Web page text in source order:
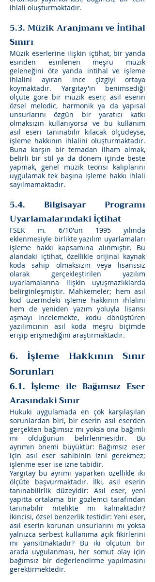
ihlali oluşturmaktadır.
5.3. Müzik Aranjmanı ve İntihal
Sınırı
Müzik eserlerine ilişkin içtihat, bir yanda
esinden esinlenen meşru müzik
geleneğini öte yanda intihal ve işleme
ihlalini ayıran ince çizgiyi ortaya
koymaktadır. Yargıtay'ın benimsediği
ölçüte göre bir müzik eseri; asıl eserin
özsel melodic, harmonik ya da yapısal
unsurlarını özgün bir yaratıcı katkı
olmaksızın kullanıyorsa ve bu kullanım
asıl eseri tanınabilir kılacak ölçüdeyse,
işleme hakkının ihlalini oluşturmaktadır.
Buna karşın bir temadan ilham almak,
belirli bir stil ya da dönem içinde beste
yapmak, genel müzik teorisi kalıplarını
uygulamak tek başına işleme hakkı ihlali
sayılmamaktadır.
5.4. Bilgisayar Programı
Uyarlamalarındaki İçtihat
FSEK m. 6/10'un 1995 yılında
eklenmesiyle birlikte yazılım uyarlamaları
işleme hakkı kapsamına alınmıştır. Bu
alandaki içtihat, özellikle orijinal kaynak
koda sahip olmaksızın veya lisanssız
olarak gerçekleştirilen yazılım
uyarlamalarına ilişkin uyuşmazlıklarda
belirginleşmiştir. Mahkemeler; hem asıl
kod üzerindeki işleme hakkının ihlalini
hem de yeniden yazım yoluyla lisansı
aşmayı incelemekte, kodu dönüştüren
yazılımcının asıl koda meşru biçimde
erişip erişmediğini araştırmaktadır.
6. İşleme Hakkının Sınır
Sorunları
6.1. İşleme ile Bağımsız Eser
Arasındaki Sınır
Hukuki uygulamada en çok karşılaşılan
sorunlardan biri, bir eserin asıl eserden
gerçekten bağımsız mı yoksa ona bağımlı
mı olduğunun belirlenmesidir. Bu
ayrımın önemi büyüktür: Bağımsız eser
için asıl eser sahibinin izni gerekmez;
işlenme eser ise izne tabidir.
Yargıtay bu ayrımı yaparken özellikle iki
ölçüte başvurmaktadır. İlki, asıl eserin
tanınabilirlik düzeyidir: Asıl eser, yeni
yapıtta ortalama bir gözlemci tarafından
tanınabilir nitelikte mi kalmaktadır?
İkincisi, özsel benzerlik testidir: Yeni eser,
asıl eserin korunan unsurlarını mı yoksa
yalnızca serbest kullanıma açık fikirlerini
mi yansıtmaktadır? Bu iki ölçütün bir
arada uygulanması, her somut olay için
bağımsız bir değerlendirme yapılmasını
gerektirmektedir.